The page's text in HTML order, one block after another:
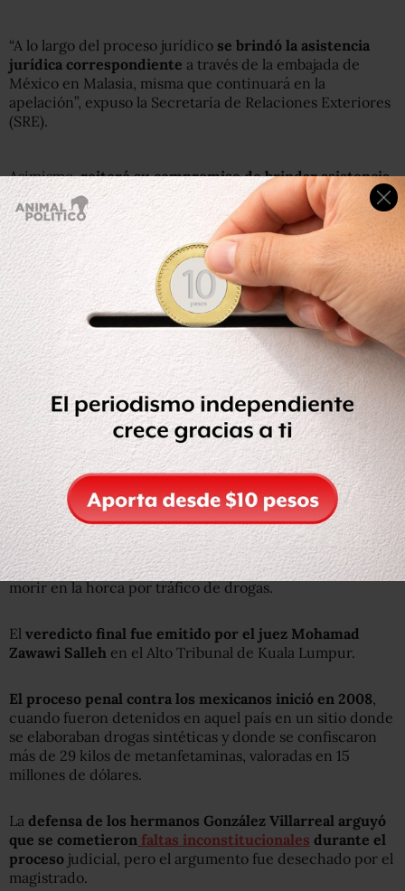
“A lo largo del proceso jurídico se brindó la asistencia
jurídica correspondiente a través de la embajada de
México en Malasia, misma que continuará en la
apelación”, expuso la Secretaría de Relaciones Exteriores
(SRE).
Asimismo,reiteró su compromiso de brindar asistencia
y protección consular a los mexicanos en el exterior, a
fin de que sus derechos no sean vulnerados, sin
prejuzgar los cargos que se les imputen.
Ayer los mexicanosLuis Alfonso, José Regino y Simón
González Villarreal fueron condenados en Malasiaa
morir en la horca por tráfico de drogas.
El veredicto final fue emitido por el juez Mohamad
Zawawi Salleh en el Alto Tribunal de Kuala Lumpur.
El proceso penal contra los mexicanos inició en 2008
cuando fueron detenidos en aquel país en un sitio donde
se elaboraban drogas sintéticas y donde se confiscaron
más de 29 kilos de metanfetaminas, valoradas en 15
millones de dólares.
La defensa de los hermanos González Villarreal arguyó
que se cometieron faltas inconstitucionales durante el
proceso judicial, pero el argumento fue desechado por el
magistrado.